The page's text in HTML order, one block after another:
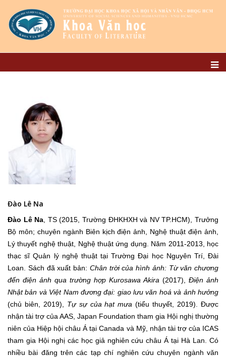
Đào Lê Na
Đào Lê Na , TS (2015, Trường ĐHKHXH và NV TP.HCM), Trưởng
Bộ môn; chuyên ngành Biên kịch điện ảnh, Nghệ thuật điện ảnh,
Lý thuyết nghệ thuật, Nghệ thuật ứng dụng. Năm 2011-2013, học
thạc sĩ Quản lý nghệ thuật tại Trường Đại học Nguyên Trí, Đài
Loan. Sách đã xuất bản: Chân trời của hình ảnh: Từ văn chương
đến điện ảnh qua trường hợp Kurosawa Akira (2017), Điện ảnh
Nhật bản và Việt Nam đương đại: giao lưu văn hoá và ảnh hưởng
(chủ biên, 2019), Tự sự của hạt mưa (tiểu thuyết, 2019). Được
nhận tài trợ của AAS, Japan Foundation tham gia Hội nghị thường
niên của Hiệp hội châu Á tại Canada và Mỹ, nhận tài trợ của ICAS
tham gia Hội nghị các học giả nghiên cứu châu Á tại Hà Lan. Có
nhiều bài đăng trên các tạp chí nghiên cứu chuyên ngành văn